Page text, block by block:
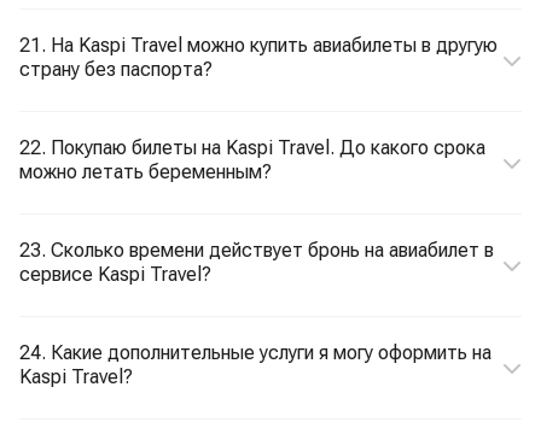
21. На Kaspi Travel можно купить авиабилеты в другую
страну без паспорта?
22. Покупаю билеты на Kaspi Travel. До какого срока
можно летать беременным?
23. Сколько времени действует бронь на авиабилет в
сервисе Kaspi Travel?
24. Какие дополнительные услуги я могу оформить на
Kaspi Travel?